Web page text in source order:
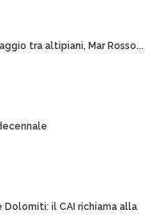
tra altipiani, Mar Rosso...
il CAI richiama alla